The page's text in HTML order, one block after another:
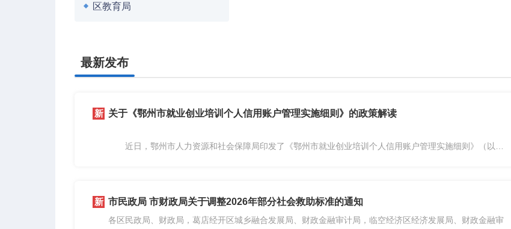
区教育局
最新发布
关于《鄂州市就业创业培训个人信用账户管理实施细则》的政策解读
近日，鄂州市人力资源和社会保障局印发了《鄂州市就业创业培训个人信用账户管理实施细则》（以下
市民政局 市财政局关于调整2026年部分社会救助标准的通知
各区民政局、财政局，葛店经开区城乡融合发展局、财政金融审计局，临空经济区经济发展局、财政金融审